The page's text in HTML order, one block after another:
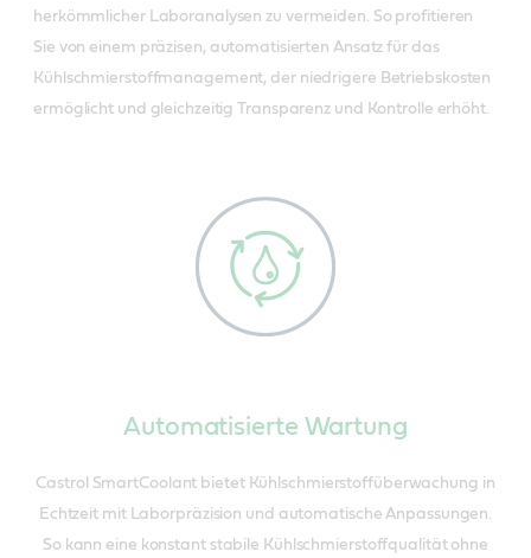
herkömmlicher Laboranalysen zu vermeiden. So profitieren
Sie von einem präzisen, automatisierten Ansatz für das
Kühlschmierstoffmanagement, der niedrigere Betriebskosten
ermöglicht und gleichzeitig Transparenz und Kontrolle erhöht.
Automatisierte Wartung
Castrol SmartCoolant bietet Kühlschmierstoffüberwachung in
Echtzeit mit Laborpräzision und automatische Anpassungen.
So kann eine konstant stabile Kühlschmierstoffqualität ohne